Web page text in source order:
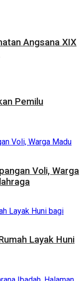
Angsana XIX
Pemilu
Voli, Warga
Layak Huni